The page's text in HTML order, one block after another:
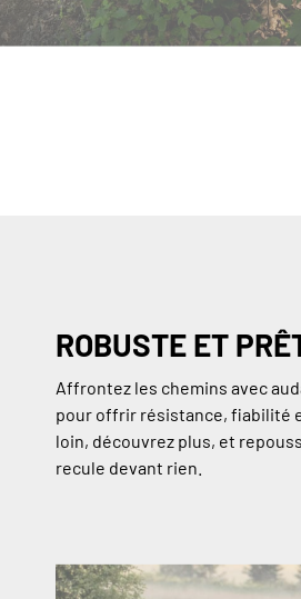
ROBUSTE ET
Affrontez les chemins avec
pour offrir résistance, fiabilité
loin, découvrez plus, et
recule devant rien.